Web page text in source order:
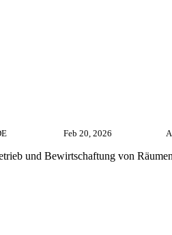
Feb 20, 2026
und Bewirtschaftung von